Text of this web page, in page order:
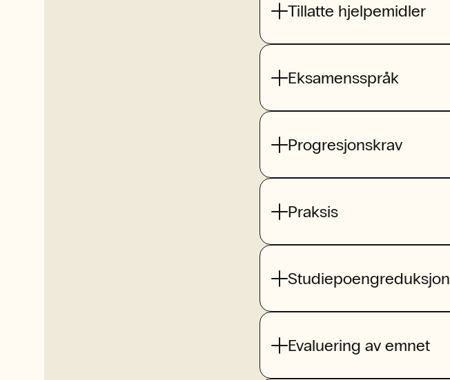
Tillatte hjelpemidler
Eksamensspråk
Progresjonskrav
Praksis
Studiepoengreduksjon
Evaluering av emnet